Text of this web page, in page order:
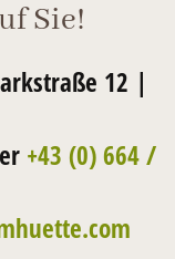
Sie!
12 |
+43 (0) 664 /